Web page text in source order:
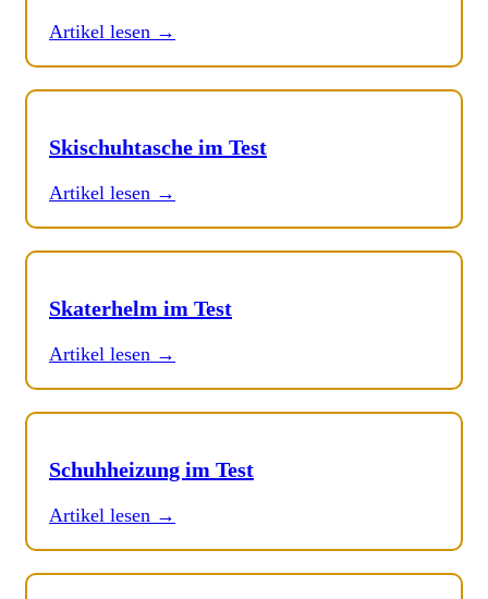
Artikel lesen →
Skischuhtasche im Test
Artikel lesen →
Skaterhelm im Test
Artikel lesen →
Schuhheizung im Test
Artikel lesen →